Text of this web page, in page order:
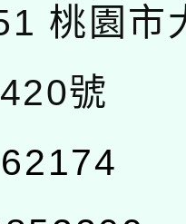
桃園市
號